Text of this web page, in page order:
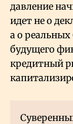
давление
идет не о
а о
будущего
кредитный